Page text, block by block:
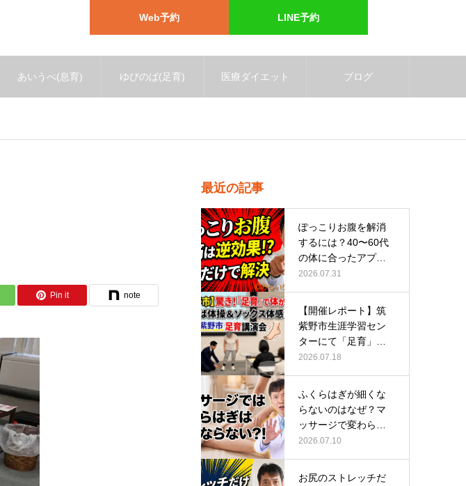
Web予約 LINE予約
あいうべ(息育) ゆびのば(足育) 医療ダイエット ブログ
Pin it note
最近の記事
ぽっこりお腹を解消
するには？40〜60代
の体に合ったアプロ
ーチ
2026.07.31
【開催レポート】筑
紫野市生涯学習セン
ターにて「足育」講
演会に登壇し…
2026.07.18
ふくらはぎが細くな
らないのはなぜ？マ
ッサージで変わらな
い根本原因
2026.07.10
お尻のストレッチだ